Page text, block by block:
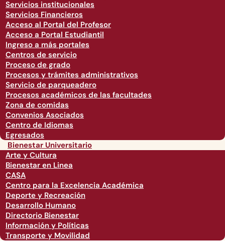
Servicios institucionales
Servicios Financieros
Acceso al Portal del Profesor
Acceso a Portal Estudiantil
Ingreso a más portales
Centros de servicio
Proceso de grado
Procesos y trámites administrativos
Servicio de parqueadero
Procesos académicos de las facultades
Zona de comidas
Convenios Asociados
Centro de Idiomas
Egresados
Bienestar Universitario
Arte y Cultura
Bienestar en Linea
CASA
Centro para la Excelencia Académica
Deporte y Recreación
Desarrollo Humano
Directorio Bienestar
Información y Políticas
Transporte y Movilidad